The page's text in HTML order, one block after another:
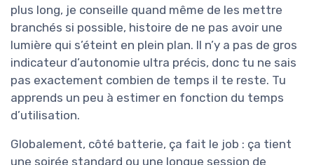
plus long, je conseille quand même de les mettre
branchés si possible, histoire de ne pas avoir une
lumière qui s’éteint en plein plan. Il n’y a pas de gros
indicateur d’autonomie ultra précis, donc tu ne sais
pas exactement combien de temps il te reste. Tu
apprends un peu à estimer en fonction du temps
d’utilisation.
Globalement, côté batterie, ça fait le job : ça tient
une soirée standard ou une longue session de